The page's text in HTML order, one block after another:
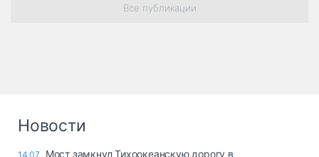
Региональная
логистика
Все публикации
Новости
14.07
Мост замкнул Тихоокеанскую дорогу в